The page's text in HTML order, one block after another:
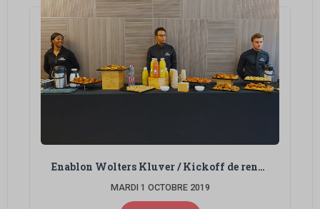
Enablon Wolters Kluver / Kickoff de rentrée
MARDI 1 OCTOBRE 2019